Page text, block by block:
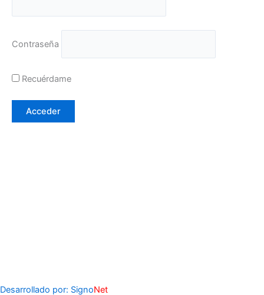
Contraseña
Recuérdame
Desarrollado por: SignoNet